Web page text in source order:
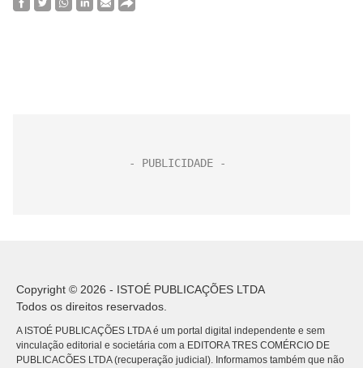
Copyright © 2026 - ISTOÉ PUBLICAÇÕES LTDA
Todos os direitos reservados.
A ISTOÉ PUBLICAÇÕES LTDA é um portal digital independente e sem
vinculação editorial e societária com a EDITORA TRES COMÉRCIO DE
PUBLICACÕES LTDA (recuperação judicial). Informamos também que não